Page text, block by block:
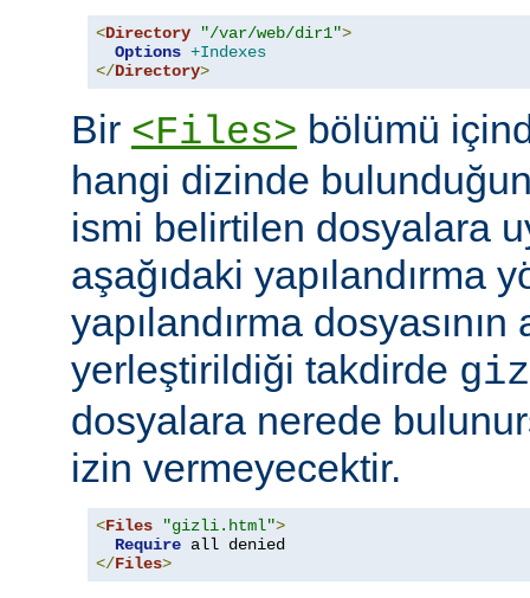
<Directory "/var/web/dir1">
Options +Indexes
</Directory>
Bir <Files> bölümü
hangi dizinde
ismi belirtilen dosyalara
aşağıdaki yapılandırma
yapılandırma
yerleştirildiği takdirde
dosyalara nerede
izin vermeyecektir.
<Files "gizli.html">
Require
</Files>